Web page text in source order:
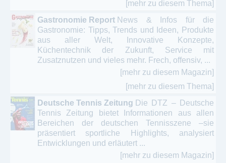
[mehr zu diesem Thema]
Gastronomie Report News & Infos für die
Gastronomie: Tipps, Trends und Ideen, Produkte
aus aller Welt, Innovative Konzepte,
Küchentechnik der Zukunft, Service mit
Zusatznutzen und vieles mehr. Frech, offensiv, ...
[mehr zu diesem Magazin]
[mehr zu diesem Thema]
Deutsche Tennis Zeitung Die DTZ – Deutsche
Tennis Zeitung bietet Informationen aus allen
Bereichen der deutschen Tennisszene –sie
präsentiert sportliche Highlights, analysiert
Entwicklungen und erläutert ...
[mehr zu diesem Magazin]